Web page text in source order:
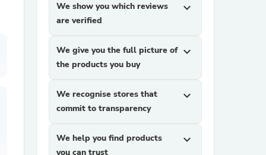
We show you which reviews
are verified
expand_more
We give you the full picture of
the products you buy
expand_more
We recognise stores that
commit to transparency
expand_more
We help you find products
you can trust
expand_more